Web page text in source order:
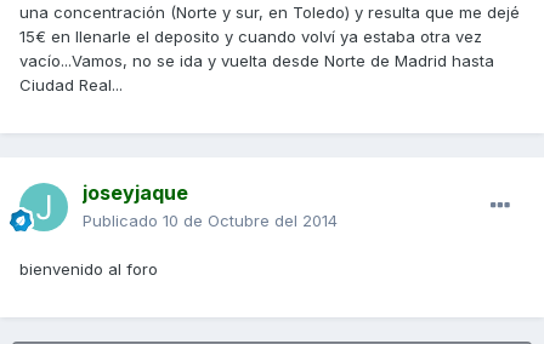
una concentración (Norte y sur, en Toledo) y resulta que me dejé
15€ en llenarle el deposito y cuando volví ya estaba otra vez
vacío...Vamos, no se ida y vuelta desde Norte de Madrid hasta
Ciudad Real...
joseyjaque
Publicado 10 de Octubre del 2014
bienvenido al foro